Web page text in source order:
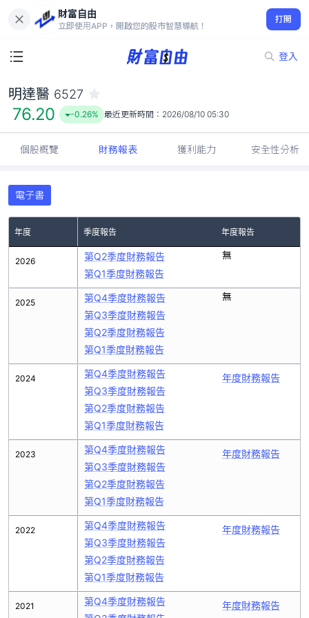
財富自由
立即使用APP，開啟您的股市智慧導航！
打開
登入
76.20
-0.26%
明達醫 6527
76.20 -0.26% 最近更新時間： 2026/08/10 05:30
個股概覽 財務報表 獲利能力 安全性分析
電子書
年度 季度報告 年度報告
2026
2025
2024
2023
2022
2021
第Q2季度財務報告
第Q1季度財務報告
無
第Q4季度財務報告
第Q3季度財務報告
第Q2季度財務報告
第Q1季度財務報告
無
第Q4季度財務報告
第Q3季度財務報告
第Q2季度財務報告
第Q1季度財務報告
年度財務報告
第Q4季度財務報告
第Q3季度財務報告
第Q2季度財務報告
第Q1季度財務報告
年度財務報告
第Q4季度財務報告
第Q3季度財務報告
第Q2季度財務報告
第Q1季度財務報告
年度財務報告
第Q4季度財務報告
年度財務報告